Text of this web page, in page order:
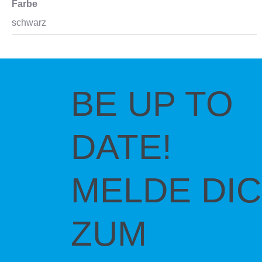
Farbe
schwarz
BE UP TO
DATE!
MELDE
ZUM